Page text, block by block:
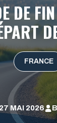
DE
FRANCE
27 MAI 2026